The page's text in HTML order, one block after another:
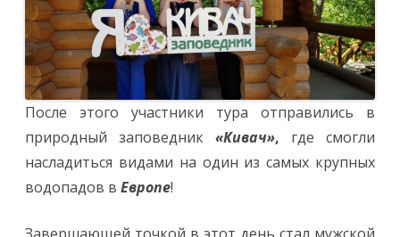
После этого участники тура отправились в
природный заповедник «Кивач», где смогли
насладиться видами на один из самых крупных
водопадов в Европе!